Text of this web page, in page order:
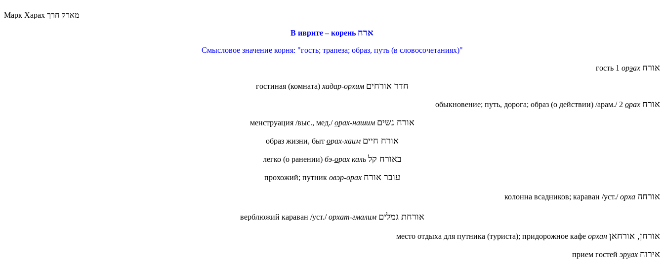
Марк Харах מארק חרך
В иврите – корень ארח
Смысловое значение корня: "гость; трапеза; образ, путь (в словосочетаниях)"
гость 1 орэах אורח
гостиная (комната)хадар-орхим חדר אורחים
обыкновение; путь, дорога; образ (о действии) /арам./ 2 орах אורח
менструация /выс., мед./орах-нашим אורח נשים
образ жизни, быт орах-хаим אורח חיים
легко (о ранении) бэ-орах каль באורח קל
прохожий; путник овэр-орах עובר אורח
אורחה
колонна всадников; караван /уст./орха
אורחת גמלים верблюжий караван /уст./орхат-гмалим
место отдыха для путника (туриста); придорожное кафе орхан אורחן, אורחאן
прием гостей эруах אירוח